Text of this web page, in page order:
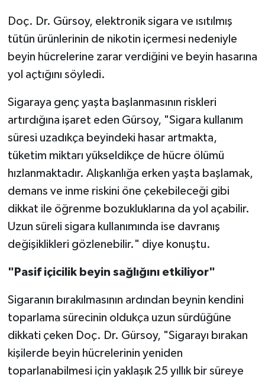
Doç. Dr. Gürsoy, elektronik sigara ve ısıtılmış
tütün ürünlerinin de nikotin içermesi nedeniyle
beyin hücrelerine zarar verdiğini ve beyin hasarına
yol açtığını söyledi.
Sigaraya genç yaşta başlanmasının riskleri
artırdığına işaret eden Gürsoy, "Sigara kullanım
süresi uzadıkça beyindeki hasar artmakta,
tüketim miktarı yükseldikçe de hücre ölümü
hızlanmaktadır. Alışkanlığa erken yaşta başlamak,
demans ve inme riskini öne çekebileceği gibi
dikkat ile öğrenme bozukluklarına da yol açabilir.
Uzun süreli sigara kullanımında ise davranış
değişiklikleri gözlenebilir." diye konuştu.
"Pasif içicilik beyin sağlığını etkiliyor"
Sigaranın bırakılmasının ardından beynin kendini
toparlama sürecinin oldukça uzun sürdüğüne
dikkati çeken Doç. Dr. Gürsoy, "Sigarayı bırakan
kişilerde beyin hücrelerinin yeniden
toparlanabilmesi için yaklaşık 25 yıllık bir süreye